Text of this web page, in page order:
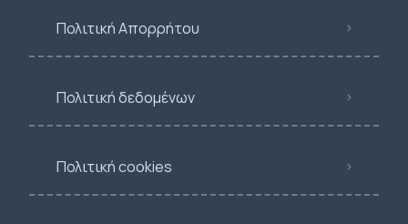
Πολιτική Απορρήτου
Πολιτική δεδομένων
Πολιτική cookies